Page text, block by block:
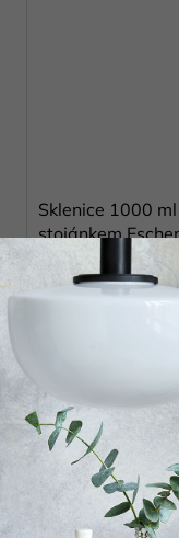
Sklenice 1000
stojánkem
Balení obsahuje
víčkem a sítkem a
Semínka...